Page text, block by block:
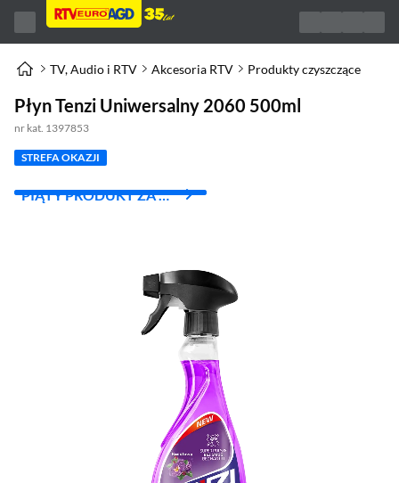
TV, Audio i RTV Akcesoria RTV Produkty czyszczące
Płyn Tenzi Uniwersalny 2060 500ml
nr kat. 1397853
STREFA OKAZJI
PIĄTY PRODUKT ZA 1